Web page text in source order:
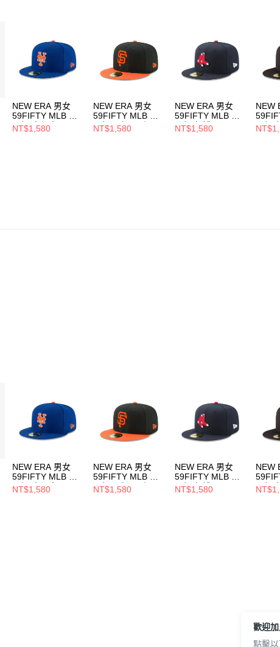
５．嚴禁一人註冊多個帳號或使用他人資訊註冊。若發現
形，恩沛科技股份有限公司將有權停止該用戶之使用額度
NEW ERA 男女
59FIFTY MLB 球
員帽 大都會
NE70340967
NT$1,580
NEW ERA 男女
59FIFTY MLB 球
員帽巨人 黑/ 橘
NE70360951
NT$1,580
NEW ERA 男女
59FIFTY MLB 球
員帽 紅襪
NE70360919
NT$1,580
NEW
員帽
NEW ERA 男女
59FIFTY MLB 球
員帽 大都會
NE70340967
NT$1,580
NEW ERA 男女
59FIFTY MLB 球
員帽巨人 黑/ 橘
NE70360951
NT$1,580
NEW ERA 男女
59FIFTY MLB 球
員帽 紅襪
NE70360919
NT$1,580
NEW
員帽
歡迎
點擊